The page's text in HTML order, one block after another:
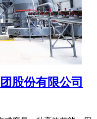
股份有限公司